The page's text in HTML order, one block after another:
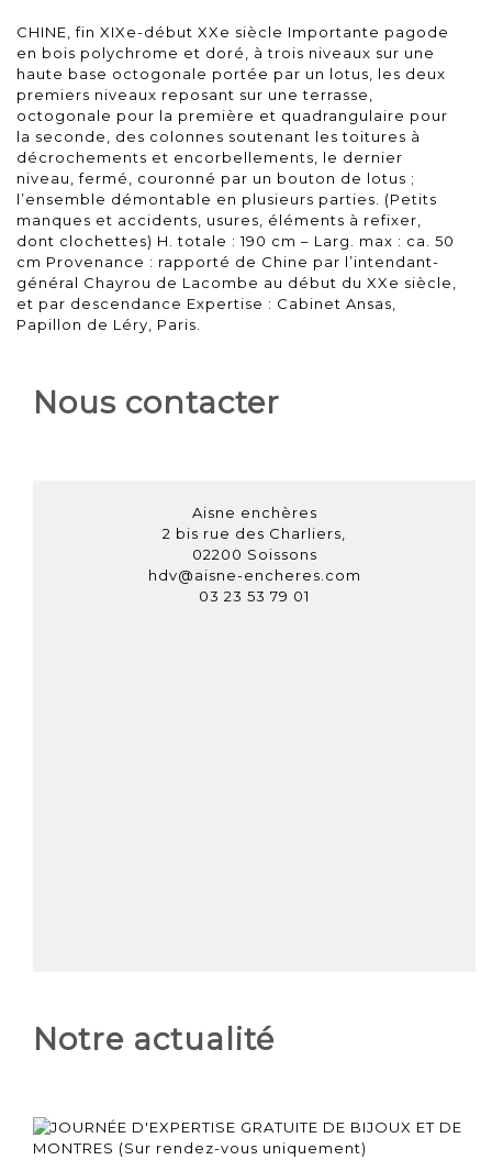
CHINE, fin XIXe-début XXe siècle Importante pagode
en bois polychrome et doré, à trois niveaux sur une
haute base octogonale portée par un lotus, les deux
premiers niveaux reposant sur une terrasse,
octogonale pour la première et quadrangulaire pour
la seconde, des colonnes soutenant les toitures à
décrochements et encorbellements, le dernier
niveau, fermé, couronné par un bouton de lotus ;
l’ensemble démontable en plusieurs parties. (Petits
manques et accidents, usures, éléments à refixer,
dont clochettes) H. totale : 190 cm – Larg. max : ca. 50
cm Provenance : rapporté de Chine par l’intendant-
général Chayrou de Lacombe au début du XXe siècle,
et par descendance Expertise : Cabinet Ansas,
Papillon de Léry, Paris.
Nous contacter
Aisne enchères
2 bis rue des Charliers,
02200 Soissons
hdv@aisne-encheres.com
03 23 53 79 01
Notre actualité